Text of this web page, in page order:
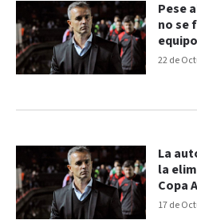
22 de
Pese
no se
equipo
17 de
La
la
Copa